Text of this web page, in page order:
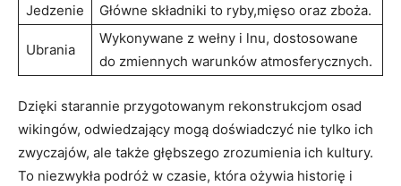
Jedzenie
Główne składniki to ryby,mięso oraz zboża.
Ubrania
Wykonywane z wełny i lnu, dostosowane
do zmiennych warunków atmosferycznych.
Dzięki starannie przygotowanym rekonstrukcjom osad
wikingów, odwiedzający mogą doświadczyć nie tylko ich
zwyczajów, ale także głębszego zrozumienia ich kultury.
To niezwykła podróż w czasie, która ożywia historię i